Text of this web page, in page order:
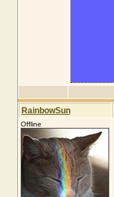
RainbowSun
Offline